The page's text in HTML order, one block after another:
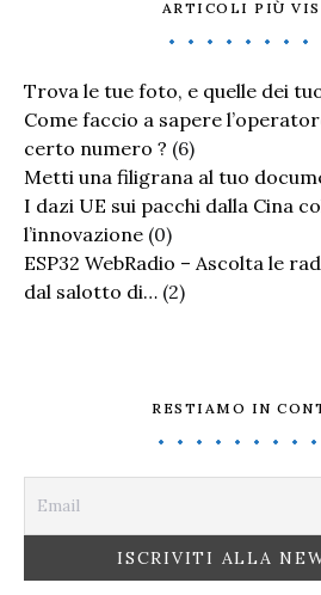
ARTICOLI PIÙ
Trova le tue foto, e quelle dei
Come faccio a sapere
certo numero ? (6)
Metti una filigrana al tuo
I dazi UE sui pacchi dalla Cina
l’innovazione (0)
ESP32 WebRadio – Ascolta le
dal salotto di… (2)
RESTIAMO IN